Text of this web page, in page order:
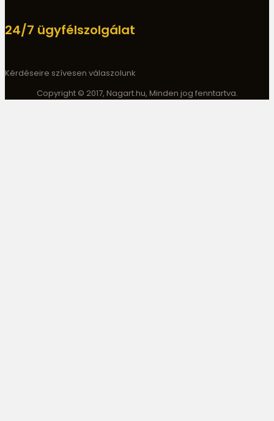
24/7 ügyfélszolgálat
Kérdéseire szívesen válaszolunk
Copyright © 2017, Nagart.hu, Minden jog fenntartva.